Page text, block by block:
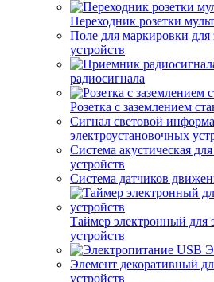
Переходник розетки
Поле для маркировки для
устройств
радиосигнала
Розетка с заземлением
Сигнал световой
электроустановочных
Система акустическая
устройств
Система датчиков
Таймер электронный для
устройств
Элемент декоративный
устройств